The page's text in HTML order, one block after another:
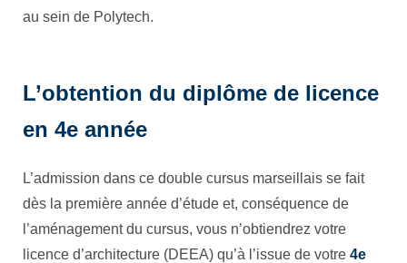
au sein de Polytech.
L’obtention du diplôme de licence
en 4e année
L’admission dans ce double cursus marseillais se fait
dès la première année d’étude et, conséquence de
l’aménagement du cursus, vous n’obtiendrez votre
licence d’architecture (DEEA) qu’à l’issue de votre 4e